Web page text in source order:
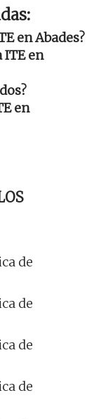
en Abades?
ITE en
en
de
de
de
de